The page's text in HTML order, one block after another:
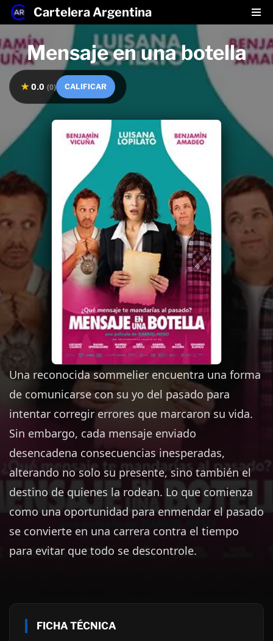
Saltar
al
contenido
Cartelera Argentina
Mensaje en una botella
★ 0.0 (0) CALIFICAR
Una reconocida sommelier encuentra una forma
de comunicarse con su yo del pasado para
intentar corregir errores que marcaron su vida.
Sin embargo, cada mensaje enviado
desencadena consecuencias inesperadas,
alterando no solo su presente, sino también el
destino de quienes la rodean. Lo que comienza
como una oportunidad para enmendar el pasado
se convierte en una carrera contra el tiempo
para evitar que todo se descontrole.
FICHA TÉCNICA